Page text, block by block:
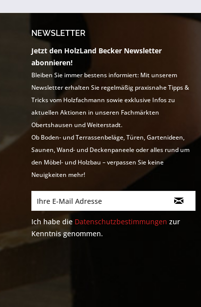
NEWSLETTER
Jetzt den HolzLand Becker Newsletter
abonnieren!
Bleiben Sie immer bestens informiert: Mit unserem
Newsletter erhalten Sie regelmäßig praxisnahe Tipps &
Tricks vom Holzfachmann sowie exklusive Infos zu
aktuellen Aktionen in unseren Fachmärkten
Obertshausen und Weiterstadt.
Ob Boden- und Terrassenbeläge, Türen, Gartenideen,
Saunen, Wand- und Deckenpaneele oder alles rund um
den Möbel- und Holzbau – verpassen Sie keine
Neuigkeiten mehr!
Ich habe die Datenschutzbestimmungen zur
Kenntnis genommen.